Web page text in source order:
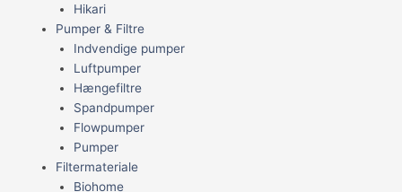
Hikari
Pumper & Filtre
Indvendige pumper
Luftpumper
Hængefiltre
Spandpumper
Flowpumper
Pumper
Filtermateriale
Biohome